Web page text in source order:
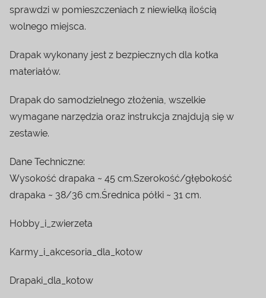
sprawdzi w pomieszczeniach z niewielką ilością
wolnego miejsca.
Drapak wykonany jest z bezpiecznych dla kotka
materiałów.
Drapak do samodzielnego złożenia, wszelkie
wymagane narzędzia oraz instrukcja znajdują się w
zestawie.
Dane Techniczne:
Wysokość drapaka ~ 45 cm.Szerokość/głębokość
drapaka ~ 38/36 cm.Średnica półki ~ 31 cm.
Hobby_i_zwierzeta
Karmy_i_akcesoria_dla_kotow
Drapaki_dla_kotow